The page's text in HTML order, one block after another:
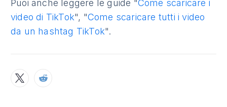
Puoi anche leggere le guide "Come scaricare i
video di TikTok", "Come scaricare tutti i video
da un hashtag TikTok".